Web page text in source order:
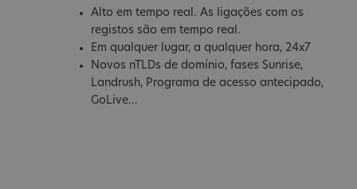
Alto em tempo real. As ligações com os
registos são em tempo real.
Em qualquer lugar, a qualquer hora, 24x7
Novos nTLDs de domínio, fases Sunrise,
Landrush, Programa de acesso antecipado,
GoLive...